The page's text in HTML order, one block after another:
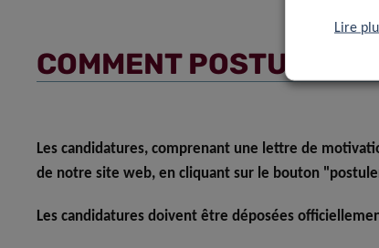
COMMENT POSTULER
Les candidatures, comprenant une lettre de
de notre site web, en cliquant sur le bouton
Les candidatures doivent être déposées
Lire